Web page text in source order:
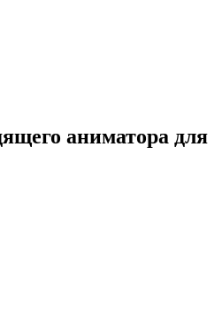
аниматора для